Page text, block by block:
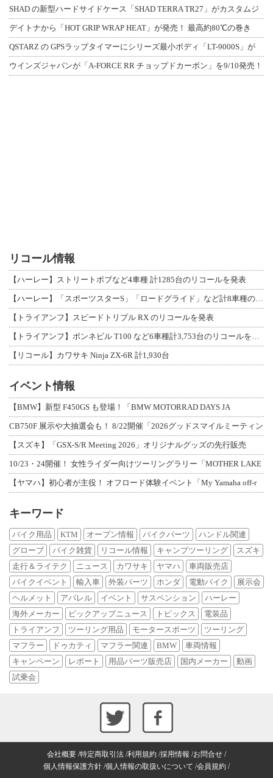
SHAD の新型ハードサイドケース「SHAD TERRA TR27」がカスタムジ
デイトナから「HOT GRIP WRAP HEAT」が発売！ 最高約80℃の巻き
QSTARZ の GPSラップタイマーにシリーズ最小ボディ「LT-9000S」が
ウインズジャパンが「A-FORCE RR チョップドカーボン」を9/10発売！
リコール情報
【ハーレー】ストリートボブなど4車種 計1285台のリコールを発表
【ハーレー】「スポーツスターS」「ロードグライド」など計8車種のリコールを発表
【トライアンフ】スピードトリプル RX のリコールを発表
【トライアンフ】ボンネビル T100 など6車種計3,753台のリコールを発表
【リコール】カワサキ Ninja ZX-6R 計1,930台
イベント情報
【BMW】新型 F450GS も登場！「BMW MOTORRAD DAYS JA
CB750F 展示や大抽選会も！ 8/22開催「2026グッドスマイルミーティン
【スズキ】「GSX-S/R Meeting 2026」オリジナルグッズの先行販売
10/23・24開催！ 女性ライダー向けツーリングラリー「MOTHER LAKE
【ヤマハ】初心者が主役！ オフロード体験イベント「My Yamaha off-r
キーワード
バイク用品 KTM オープン情報 バイクパーツ
ハンドル関連
グローブ
バイク雑貨 リコール情報 キャンプツーリング
スズキ
走行＆ライテク
ニュース カワサキ ヤマハ
車両販売店
バイクイベント
輸入車 外装パーツ ホンダ 電動バイク
展示会
ヘルメット
アパレル イベント サスペンション
ハーレー
海外メーカー
ピックアップニュース トピックス
電装品
トライアンフ
ツーリング用品 モータースポーツ
ツーリング
マフラー
ドゥカティ マフラー関連 BMW
車両情報
キャンペーン
レポート 用品パーツ販売店 国内メーカー
動画
試乗会
会社概要 特定商取引法 利用規約 採用情報 お問合せ
個人情報保護方針 個人情報の取扱いについて 会員規約